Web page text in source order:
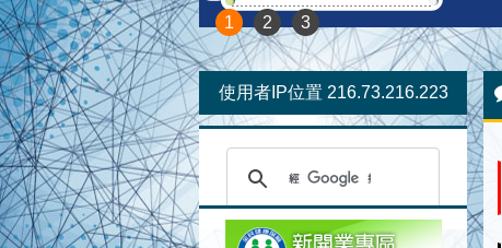
1 2 3
使用者IP位置 216.73.216.223